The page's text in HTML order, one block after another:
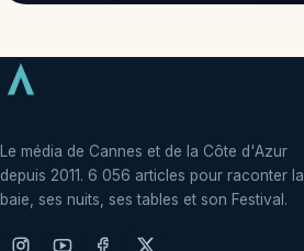
Le média de Cannes et de la Côte d'Azur
depuis 2011. 6 056 articles pour raconter la
baie, ses nuits, ses tables et son Festival.